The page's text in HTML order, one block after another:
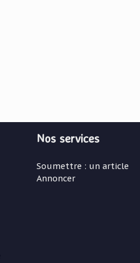
Nos services
Soumettre : un article
Annoncer